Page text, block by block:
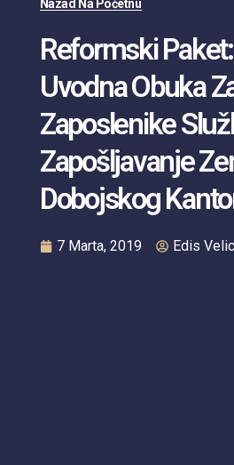
Nazad Na Početnu
Reformski
Uvodna Obuka
Zaposlenike
Zapošljavanje
Dobojskog
7 Marta, 2019 Edis